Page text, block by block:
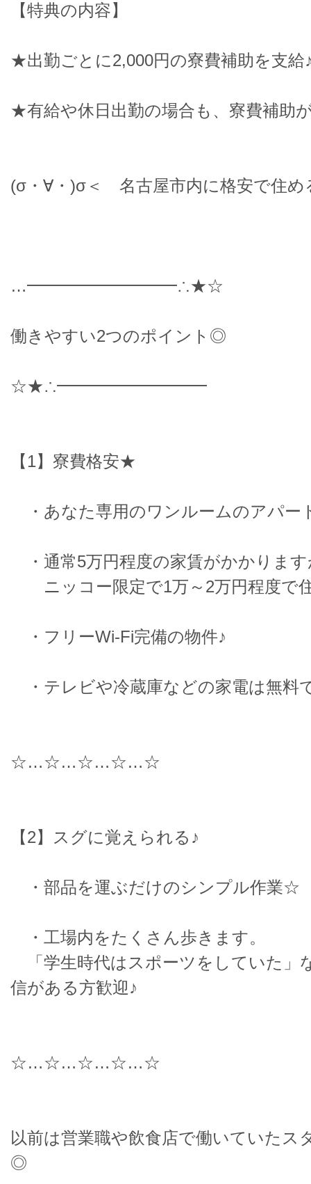
【特典の内容】
★出勤ごとに2,000円の寮費補助を支給
★有給や休日出勤の場合も、寮費補助
(σ・∀・)σ＜ 名古屋市内に格安で住め
…━━━━━━━━━∴★☆
働きやすい2つのポイント◎
☆★∴━━━━━━━━━
【1】寮費格安★
・あなた専用のワンルームのアパー
・通常5万円程度の家賃がかかります
ニッコー限定で1万～2万円程度で
・フリーWi-Fi完備の物件♪
・テレビや冷蔵庫などの家電は無料
☆…☆…☆…☆…☆
【2】スグに覚えられる♪
・部品を運ぶだけのシンプル作業☆
・工場内をたくさん歩きます。
「学生時代はスポーツをしていた」
信がある方歓迎♪
☆…☆…☆…☆…☆
以前は営業職や飲食店で働いていたス
◎